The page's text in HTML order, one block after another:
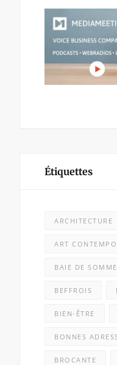
Étiquettes
ARCHITECTURE
ART
BAIE DE SOMME
BEFFROIS
BIEN-ÊTRE
BONNES
BROCANTE